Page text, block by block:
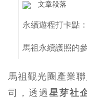
文章段落
永續遊程打卡點
馬祖永續護照的
馬祖觀光圈產業
司，透過星芽社